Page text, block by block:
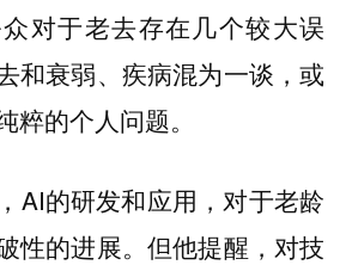
对于老去存在几个较大误
和衰弱、疾病混为一谈，或
粹的个人问题。
AI的研发和应用，对于老龄
性的进展。但他提醒，对技